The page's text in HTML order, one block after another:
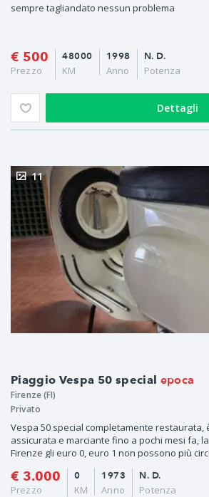
sempre tagliandato nessun problema
€ 500
Prezzo
1998
Anno
48000
KM
N. D.
Potenza
Dettagli
Piaggio Vespa 50 special epoca
11
Firenze (FI)
Privato
Vespa 50 special completamente restaurata,
assicurata e marciante fino a pochi mesi fa,
Firenze gli euro 0, euro 1 non possono più
€ 3.000
Prezzo
1973
Anno
0
KM
N. D.
Potenza